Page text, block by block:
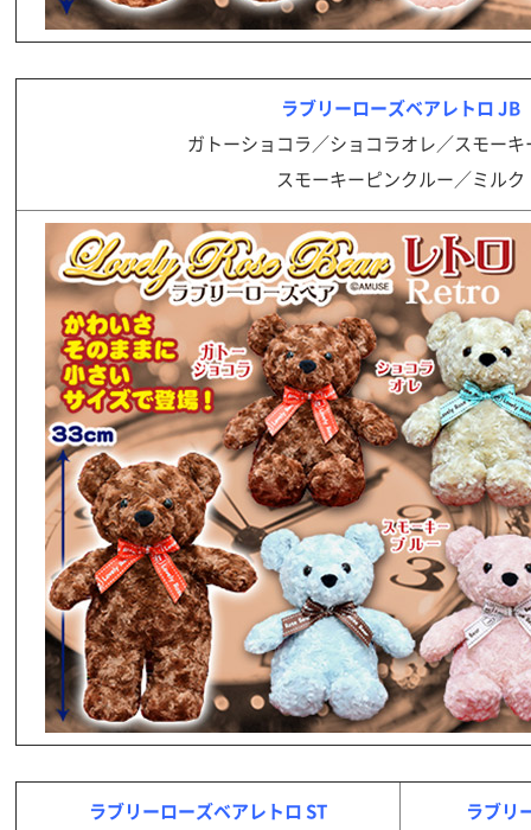
ラブリーローズベアレトロ JB
ガトーショコラ／ショコラオレ／スモーキ
スモーキーピンクルー／ミルク
ラブリーローズベアレトロ ST ラブリ